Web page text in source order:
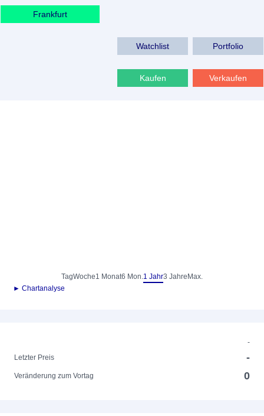
Frankfurt
Watchlist Portfolio
Kaufen Verkaufen
TagWoche1 Monat6 Mon.1 Jahr3 Jahre Max.
► Chartanalyse
-
Letzter Preis
-
Veränderung zum Vortag 0